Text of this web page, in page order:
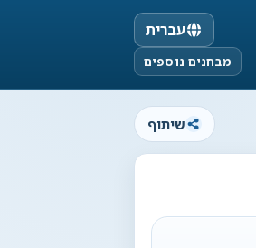
עברית
מבחנים נוספים
שיתוף